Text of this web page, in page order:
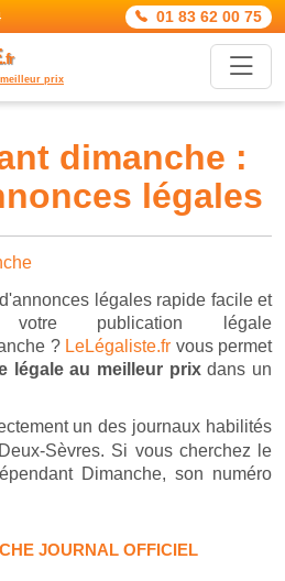
01 83 62 00 75
.fr
prix
légales
légales rapide facile et
votre publication légale
? LeLégaliste.fr vous permet
légale au meilleur prixdans un
un des journaux habilités
Sèvres. Si vous cherchez le
Dimanche, son numéro
JOURNAL OFFICIEL